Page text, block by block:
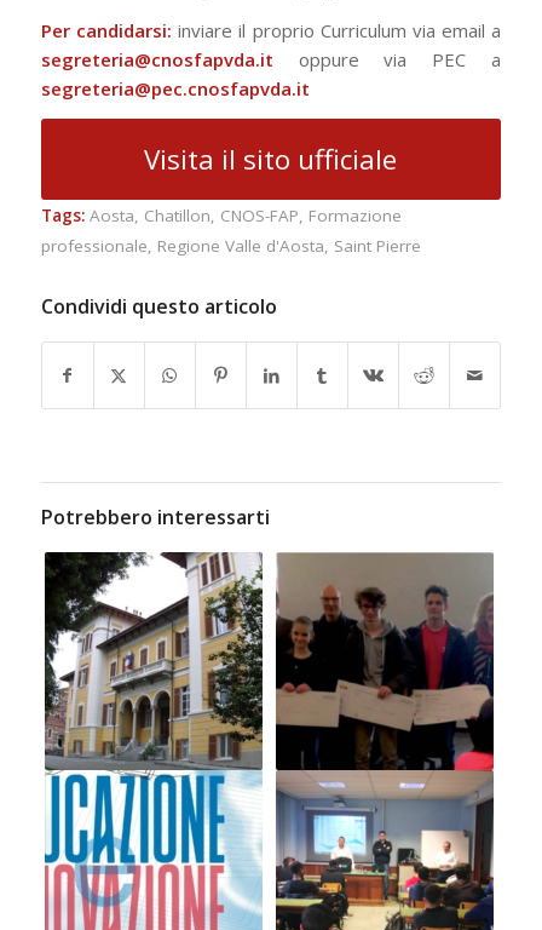
Per candidarsi: inviare il proprio Curriculum via email a
segreteria@cnosfapvda.it oppure via PEC a
segreteria@pec.cnosfapvda.it
Visita il sito ufficiale
Tags: Aosta, Chatillon, CNOS-FAP, Formazione
professionale, Regione Valle d'Aosta, Saint Pierre
Condividi questo articolo
Potrebbero interessarti